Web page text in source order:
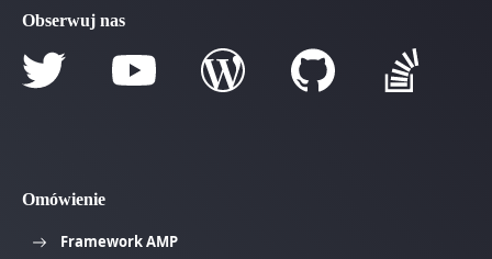
Obserwuj nas
Omówienie
Framework AMP